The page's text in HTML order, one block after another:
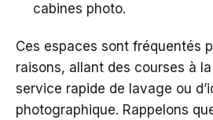
cabines photo.
Ces espaces sont fréquentés
raisons, allant des courses à la
service rapide de lavage ou
photographique. Rappelons